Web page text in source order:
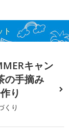
キャン
の手摘み
り
くり